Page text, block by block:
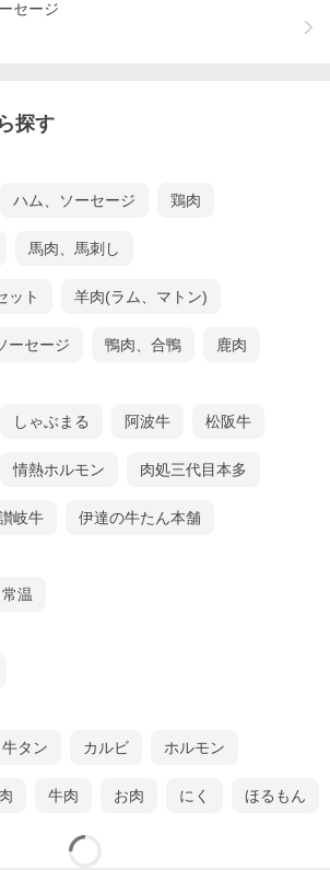
セージ
探す
ハム、ソーセージ 鶏肉
馬肉、馬刺し
ット 羊肉(ラム、マトン)
ーセージ 鴨肉、合鴨 鹿肉
しゃぶまる 阿波牛 松阪牛
情熱ホルモン 肉処三代目本多
岐牛 伊達の牛たん本舗
常温
牛タン カルビ ホルモン
肉 牛肉 お肉 にく ほるもん